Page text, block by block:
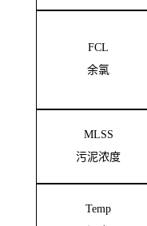
总溶解
MLSS
污泥浓度